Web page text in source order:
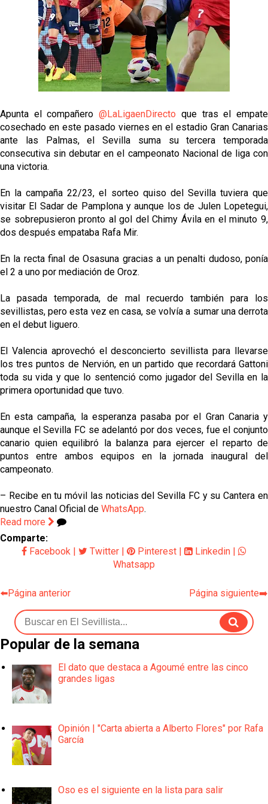
Oso es el siguiente en la lista para salir
Banquillos confirmados: así queda la cantera del
Sevilla Femenino para la 2026/27
Celta y Rayo agitan el mercado de La Liga
Previa | El Sevilla FC cierra la pretemporada con el
exigente choque ante el Bayer Leverkusen
Apunta el compañero@LaLigaenDirecto que tras el empate
cosechado en este pasado viernes en el estadio Gran Canarias
ante las Palmas, el Sevilla suma su tercera temporada
consecutiva sin debutar en el campeonato Nacional de liga con
una victoria.
En la campaña 22/23, el sorteo quiso del Sevilla tuviera que
visitar El Sadar de Pamplona y aunque los de Julen Lopetegui,
se sobrepusieron pronto al gol del Chimy Ávila en el minuto 9,
dos después empataba Rafa Mir.
En la recta final de Osasuna gracias a un penalti dudoso, ponía
el 2 a uno por mediación de Oroz.
La pasada temporada, de mal recuerdo también para los
sevillistas, pero esta vez en casa, se volvía a sumar una derrota
en el debut liguero.
El Valencia aprovechó el desconcierto sevillista para llevarse
los tres puntos de Nervión, en un partido que recordará Gattoni
toda su vida y que lo sentenció como jugador del Sevilla en la
primera oportunidad que tuvo.
En esta campaña, la esperanza pasaba por el Gran Canaria y
aunque el Sevilla FC se adelantó por dos veces, fue el conjunto
canario quien equilibró la balanza para ejercer el reparto de
puntos entre ambos equipos en la jornada inaugural del
campeonato.
– Recibe en tu móvil las noticias del Sevilla FC y su Cantera en
nuestro Canal Oficial de WhatsApp.
Read more
Comparte:
Facebook
Twitter Pinterest Linkedin
Whatsapp
⬅️Página anterior Página siguiente➡️
Popular de la semana
El dato que destaca a Agoumé entre las cinco
grandes ligas
Opinión | "Carta abierta a Alberto Flores" por Rafa
García
Oso es el siguiente en la lista para salir